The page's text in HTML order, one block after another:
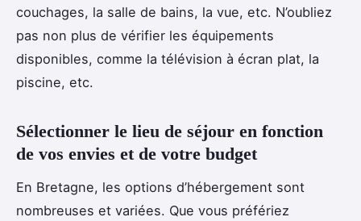
couchages, la salle de bains, la vue, etc. N’oubliez
pas non plus de vérifier les équipements
disponibles, comme la télévision à écran plat, la
piscine, etc.
Sélectionner le lieu de séjour en fonction
de vos envies et de votre budget
En Bretagne, les options d’hébergement sont
nombreuses et variées. Que vous préfériez